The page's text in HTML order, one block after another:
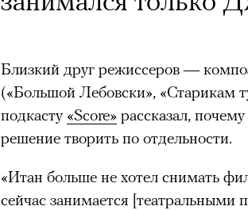
Близкий друг режиссеров —
(«Большой Лебовски», «Старикам
подкасту «Score» рассказал,
решение творить по отдельности.
«Итан больше не хотел снимать
сейчас занимается [театральными